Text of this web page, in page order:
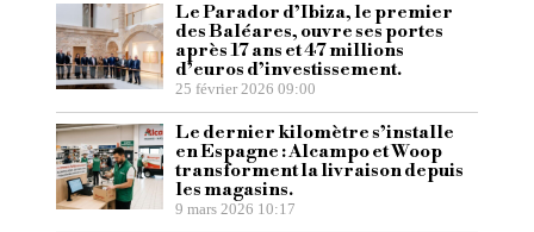
Le Parador d’Ibiza, le premier
des Baléares, ouvre ses portes
après 17 ans et 47 millions
d’euros d’investissement.
25 février 2026 09:00
Le dernier kilomètre s’installe
en Espagne : Alcampo et Woop
transforment la livraison depuis
les magasins.
9 mars 2026 10:17